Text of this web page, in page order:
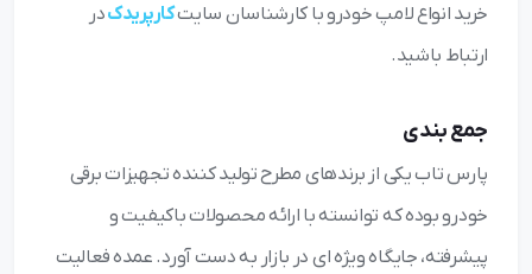
خرید انواع لامپ خودرو با کارشناسان سایتکارپریدکدر
ارتباط باشید.
جمع بندی
پارس تاب یکی از برندهای مطرح تولید کننده تجهیزات برقی
خودرو بوده که توانسته با ارائه محصولات باکیفیت و
پیشرفته، جایگاه ویژه ای در بازار به دست آورد. عمده فعالیت